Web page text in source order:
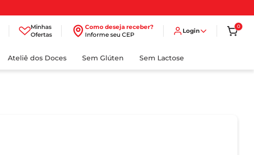
Minhas
Ofertas
Como deseja receber?
Informe seu CEP
Login
0
Ateliê dos Doces Sem Glúten Sem Lactose